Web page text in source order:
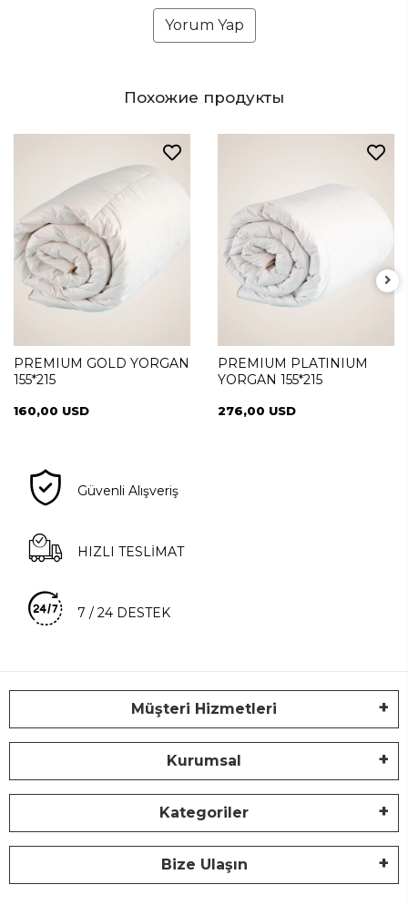
Yorum Yap
Похожие продукты
PREMIUM GOLD YORGAN
155*215
160,00 USD
PREMIUM PLATINIUM
YORGAN 155*215
276,00 USD
Güvenli Alışveriş
HIZLI TESLİMAT
7 / 24 DESTEK
Müşteri Hizmetleri
Kurumsal
Kategoriler
Bize Ulaşın